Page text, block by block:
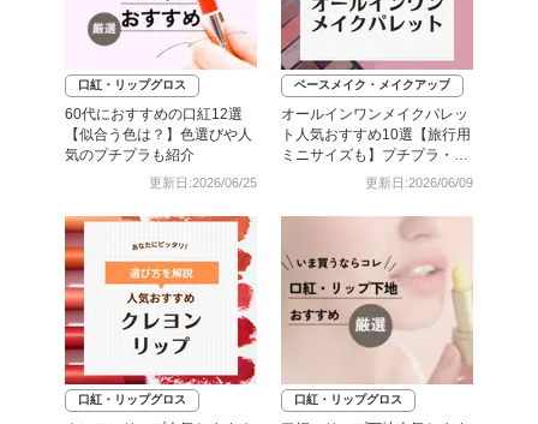
口紅・リップグロス
60代におすすめの口紅12選
【似合う色は？】色選びや人
気のプチプラも紹介
更新日:2026/06/25
ベースメイク・メイクアップ
オールインワンメイクパレッ
ト人気おすすめ10選【旅行用
ミニサイズも】プチプラ・デ
更新日:2026/06/09
口紅・リップグロス 口紅・リップグロス